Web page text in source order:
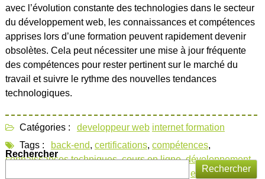
avec l’évolution constante des technologies dans le secteur
du développement web, les connaissances et compétences
apprises lors d’une formation peuvent rapidement devenir
obsolètes. Cela peut nécessiter une mise à jour fréquente
des compétences pour rester pertinent sur le marché du
travail et suivre le rythme des nouvelles tendances
technologiques.
Catégories : developpeur web internet formation
Tags :
back-end, certifications, compétences,
connaissances techniques,cours en ligne,développement
expertise,
Rechercher
Rechercher